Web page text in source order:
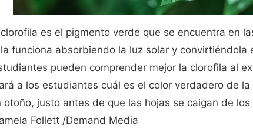
es el pigmento verde que se encuentra en
funciona absorbiendo la luz solar y convirtiéndola
pueden comprender mejor la clorofila al
a los estudiantes cuál es el color verdadero de
otoño, justo antes de que las hojas se caigan de los
Follett /Demand Media